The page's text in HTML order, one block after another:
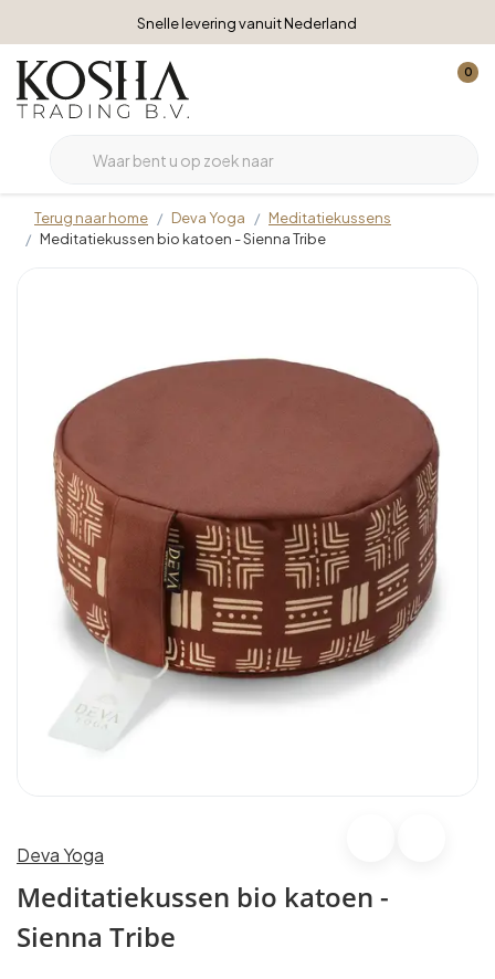
Snelle levering vanuit Nederland
0
Terug naar home Deva Yoga
Meditatiekussens
Meditatiekussen bio katoen - Sienna Tribe
Deva Yoga
Meditatiekussen bio katoen -
Sienna Tribe